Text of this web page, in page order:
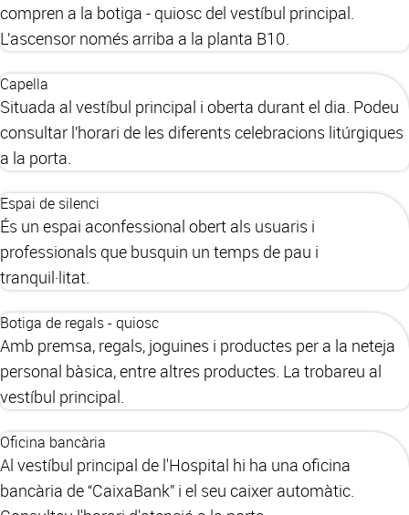
compren a la botiga - quiosc del vestíbul principal.
L’ascensor només arriba a la planta B10.
Capella
Situada al vestíbul principal i oberta durant el dia. Podeu
consultar l’horari de les diferents celebracions litúrgiques
a la porta.
Espai de silenci
És un espai aconfessional obert als usuaris i
professionals que busquin un temps de pau i
tranquil·litat.
Botiga de regals - quiosc
Amb premsa, regals, joguines i productes per a la neteja
personal bàsica, entre altres productes. La trobareu al
vestíbul principal.
Oficina bancària
Al vestíbul principal de l'Hospital hi ha una oficina
bancària de “CaixaBank” i el seu caixer automàtic.